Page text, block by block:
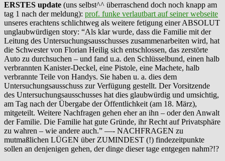
ERSTES update (uns selbst^^ überraschend doch noch knapp am
tag 1 nach der meldung): prof. funke verlautbart auf seiner webseite
unseres erachtens schlichtweg als weitere fetigung einer ABSOLUT
unglaubwürdigen story: “Als klar wurde, dass die Familie mit der
Leitung des Untersuchungsausschusses zusammenarbeiten wird, hat
die Schwester von Florian Heilig sich entschlossen, das zerstörte
Auto zu durchsuchen – und fand u.a. den Schlüsselbund, einen halb
verbrannten Kanister-Deckel, eine Pistole, eine Machete, halb
verbrannte Teile von Handys. Sie haben u. a. dies dem
Untersuchungsausschuss zur Verfügung gestellt. Der Vorsitzende
des Untersuchungsausschusses hat dies glaubwürdig und umsichtig,
am Tag nach der Übergabe der Öffentlichkeit (am 18. März),
mitgeteilt. Weitere Nachfragen gehen eher an ihn – oder den Anwalt
der Familie. Die Familie hat gute Gründe, ihr Recht auf Privatsphäre
zu wahren – wie andere auch.” —- NACHFRAGEN zu
mutmaßlichen LÜGEN über ZUMINDEST (!) findezeitpunkte
sollen an denjenigen gehen, der dinge dieser tage entgegen nahm?!?